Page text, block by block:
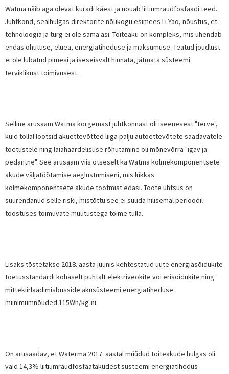
Watma näib aga olevat kuradi käest ja nõuab liitiumraudfosfaadi teed.
Juhtkond, sealhulgas direktorite nõukogu esimees Li Yao, nõustus, et
tehnoloogia ja turg ei ole sama asi. Toiteaku on kompleks, mis ühendab
endas ohutuse, eluea, energiatiheduse ja maksumuse. Teatud jõudlust
ei ole lubatud pimesi ja iseseisvalt hinnata, jätmata süsteemi
terviklikust toimivusest.
Selline arusaam Watma kõrgemast juhtkonnast oli iseenesest "terve",
kuid tollal lootsid akuettevõtted liiga palju autoettevõtete saadavatele
toetustele ning laiahaardelisuse rõhutamine oli mõnevõrra "igav ja
pedantne". See arusaam viis otseselt ka Watma kolmekomponentsete
akude väljatöötamise aeglustumiseni, mis lükkas
kolmekomponentsete akude tootmist edasi. Toote ühtsus on
suurendanud selle riski, mistõttu see ei suuda hilisemal perioodil
tööstuses toimuvate muutustega toime tulla.
Lisaks tõstetakse 2018. aasta juunis kehtestatud uute energiasõidukite
toetusstandardi kohaselt puhtalt elektriveokite või erisõidukite ning
mittekiirlaadimisbusside akusüsteemi energiatiheduse
miinimumnõuded 115Wh/kg-ni.
On arusaadav, et Waterma 2017. aastal müüdud toiteakude hulgas oli
vaid 14,3% liitiumraudfosfaatakudest süsteemi energiatihedus